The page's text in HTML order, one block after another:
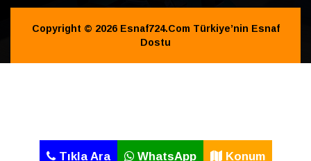
Copyright © 2026 Esnaf724.Com Türkiye’nin Esnaf
Dostu
Tıkla Ara WhatsApp Konum